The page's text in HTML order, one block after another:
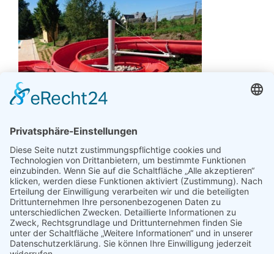
Ihnen gefällt unser Artikel? Sagen Sie es weiter:
Facebook
X RedditLinkedInTumblrPinterest
E-
Mail